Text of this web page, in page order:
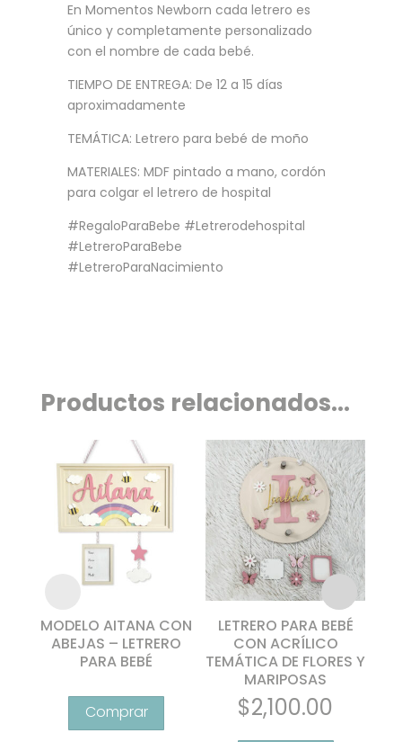
En Momentos Newborn cada letrero es
único y completamente personalizado
con el nombre de cada bebé.
TIEMPO DE ENTREGA: De 12 a 15 días
aproximadamente
TEMÁTICA: Letrero para bebé de moño
MATERIALES: MDF pintado a mano, cordón
para colgar el letrero de hospital
#RegaloParaBebe #Letrerodehospital
#LetreroParaBebe
#LetreroParaNacimiento
Productos relacionados...
MODELO AITANA CON
ABEJAS – LETRERO
PARA BEBÉ
tiene
LETRERO PARA BEBÉ
CON ACRÍLICO
TEMÁTICA DE FLORES Y
MARIPOSAS
$2,100.00